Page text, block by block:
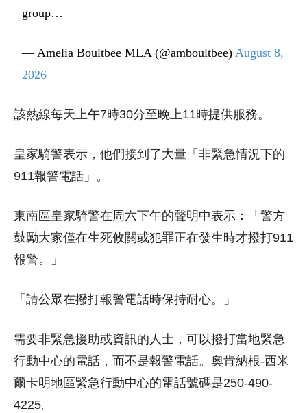
group…
— Amelia Boultbee MLA (@amboultbee)August 8,
2026
該熱線每天上午7時30分至晚上11時提供服務。
皇家騎警表示，他們接到了大量「非緊急情況下的
911報警電話」。
東南區皇家騎警在周六下午的聲明中表示：「警方
鼓勵大家僅在生死攸關或犯罪正在發生時才撥打911
報警。」
「請公眾在撥打報警電話時保持耐心。」
需要非緊急援助或資訊的人士，可以撥打當地緊急
行動中心的電話，而不是報警電話。奧肯納根-西米
爾卡明地區緊急行動中心的電話號碼是250-490-
4225。